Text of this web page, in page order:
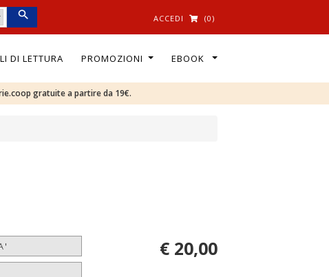
ACCEDI (0)
DI LETTURA PROMOZIONI EBOOK
gratuite a partire da 19€.
€ 20,00